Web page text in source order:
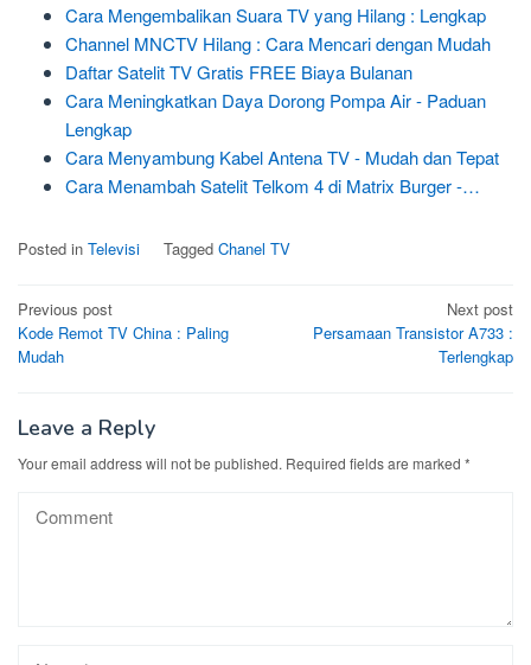
Cara Mengembalikan Suara TV yang Hilang : Lengkap
Channel MNCTV Hilang : Cara Mencari dengan Mudah
Daftar Satelit TV Gratis FREE Biaya Bulanan
Cara Meningkatkan Daya Dorong Pompa Air - Paduan
Lengkap
Cara Menyambung Kabel Antena TV - Mudah dan Tepat
Cara Menambah Satelit Telkom 4 di Matrix Burger -…
Posted in Televisi Tagged Chanel TV
Post
navigation
Previous post
Kode Remot TV China : Paling
Mudah
Next post
Persamaan Transistor A733 :
Terlengkap
Leave a Reply
Your email address will not be published. Required fields are marked *